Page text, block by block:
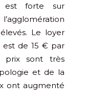
est forte sur
Le loyer
de 15 € par
prix sont très
et de la
ont augmenté